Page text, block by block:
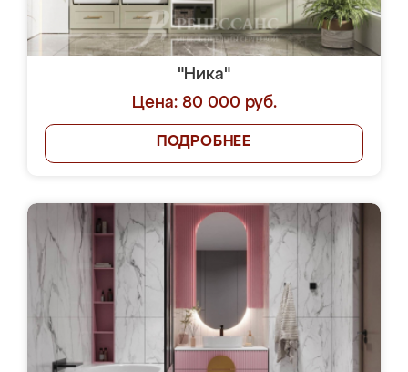
"Ника"
Цена: 80 000 руб.
ПОДРОБНЕЕ